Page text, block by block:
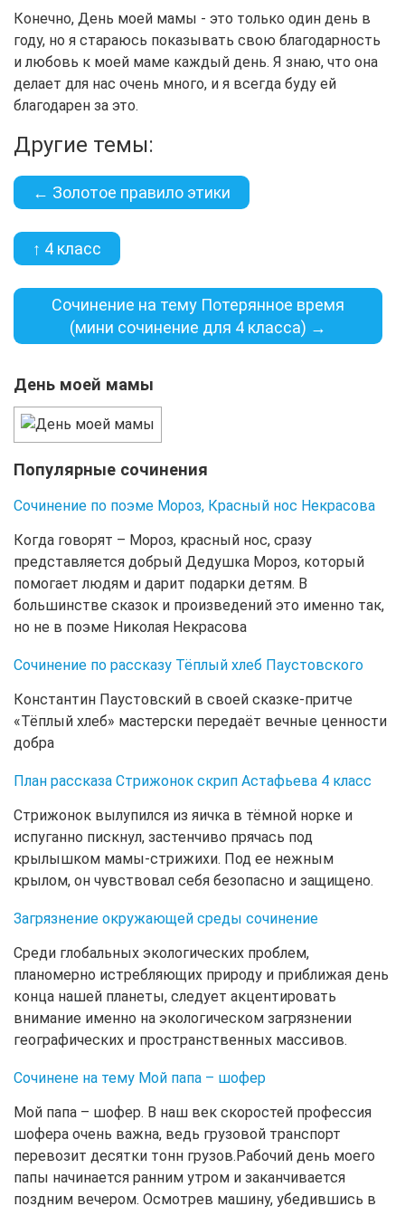
Конечно, День моей мамы - это только один день в
году, но я стараюсь показывать свою благодарность
и любовь к моей маме каждый день. Я знаю, что она
делает для нас очень много, и я всегда буду ей
благодарен за это.
Другие темы:
← Золотое правило этики
↑ 4 класс
Сочинение на тему Потерянное время
(мини сочинение для 4 класса) →
День моей мамы
Популярные сочинения
Сочинение по поэме Мороз, Красный нос Некрасова
Когда говорят – Мороз, красный нос, сразу
представляется добрый Дедушка Мороз, который
помогает людям и дарит подарки детям. В
большинстве сказок и произведений это именно так,
но не в поэме Николая Некрасова
Сочинение по рассказу Тёплый хлеб Паустовского
Константин Паустовский в своей сказке-притче
«Тёплый хлеб» мастерски передаёт вечные ценности
добра
План рассказа Стрижонок скрип Астафьева 4 класс
Стрижонок вылупился из яичка в тёмной норке и
испуганно пискнул, застенчиво прячась под
крылышком мамы-стрижихи. Под ее нежным
крылом, он чувствовал себя безопасно и защищено.
Загрязнение окружающей среды сочинение
Среди глобальных экологических проблем,
планомерно истребляющих природу и приближая день
конца нашей планеты, следует акцентировать
внимание именно на экологическом загрязнении
географических и пространственных массивов.
Сочинене на тему Мой папа – шофер
Мой папа – шофер. В наш век скоростей профессия
шофера очень важна, ведь грузовой транспорт
перевозит десятки тонн грузов.Рабочий день моего
папы начинается ранним утром и заканчивается
поздним вечером. Осмотрев машину, убедившись в